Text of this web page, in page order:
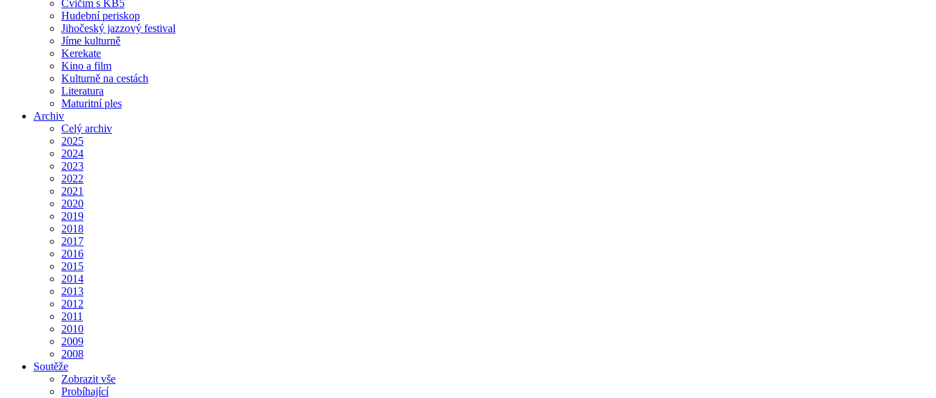
Cvičím s KB5
Hudební periskop
Jihočeský jazzový festival
Jíme kulturně
Kerekate
Kino a film
Kulturně na cestách
Literatura
Maturitní ples
Archiv
Celý archiv
2025
2024
2023
2022
2021
2020
2019
2018
2017
2016
2015
2014
2013
2012
2011
2010
2009
2008
Soutěže
Zobrazit vše
Probíhající